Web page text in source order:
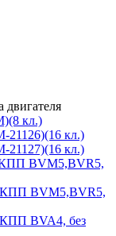
двигателя
кл.)
21126)(16 кл.)
21127)(16 кл.)
КПП BVM5,BVR5,
КПП BVM5,BVR5,
КПП BVA4, без